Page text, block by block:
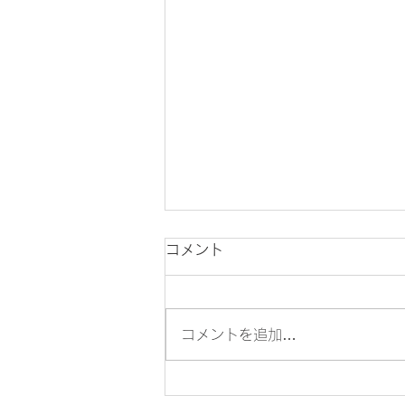
スズキ スペーシアの新型
コメント
コメントを追加…